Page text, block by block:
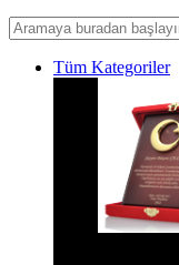
Tüm Kategoriler